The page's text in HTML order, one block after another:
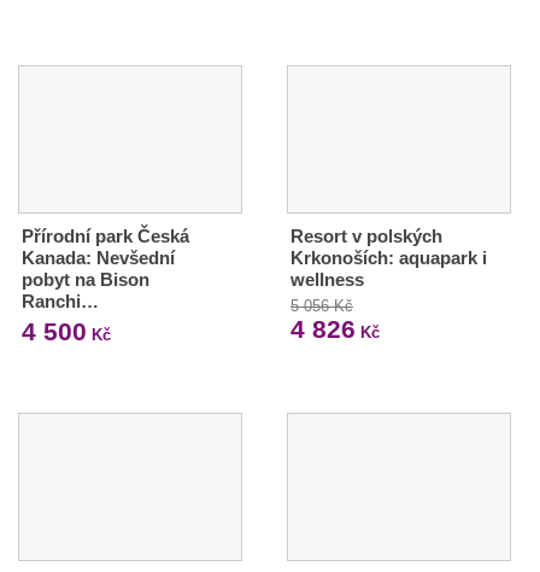
Přírodní park Česká
Kanada: Nevšední
pobyt na Bison
Ranchi…
4 500 Kč
Resort v polských
Krkonoších: aquapark i
wellness
5 056 Kč
4 826 Kč